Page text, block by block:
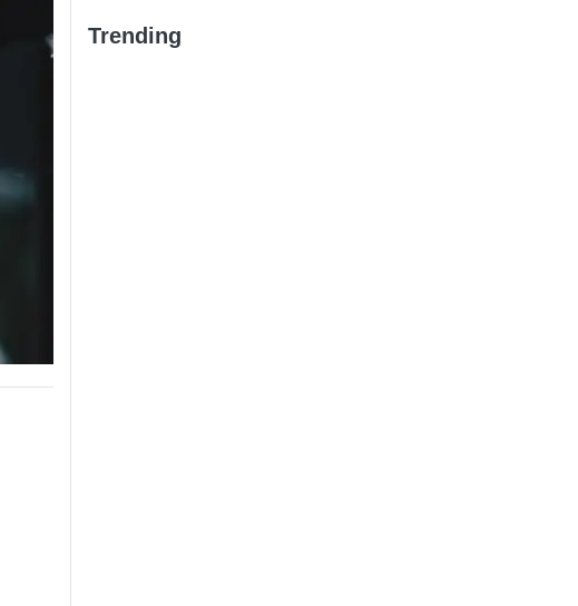
Trending